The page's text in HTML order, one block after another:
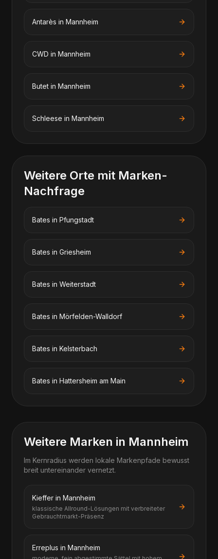
Antarès in Mannheim
CWD in Mannheim
Butet in Mannheim
Schleese in Mannheim
Weitere Orte mit Marken-
Nachfrage
Bates in Pfungstadt
Bates in Griesheim
Bates in Weiterstadt
Bates in Mörfelden-Walldorf
Bates in Kelsterbach
Bates in Hattersheim am Main
Weitere Marken in Mannheim
Im Kernradius werden lokale Markenpfade bewusst
breit untereinander vernetzt.
Kieffer in Mannheim
klassische Allround-Lösungen mit verbreiteter
Gebrauchtmarkt-Präsenz
Erreplus in Mannheim